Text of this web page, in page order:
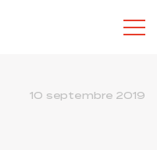
LES PROS
10 septembre 2019